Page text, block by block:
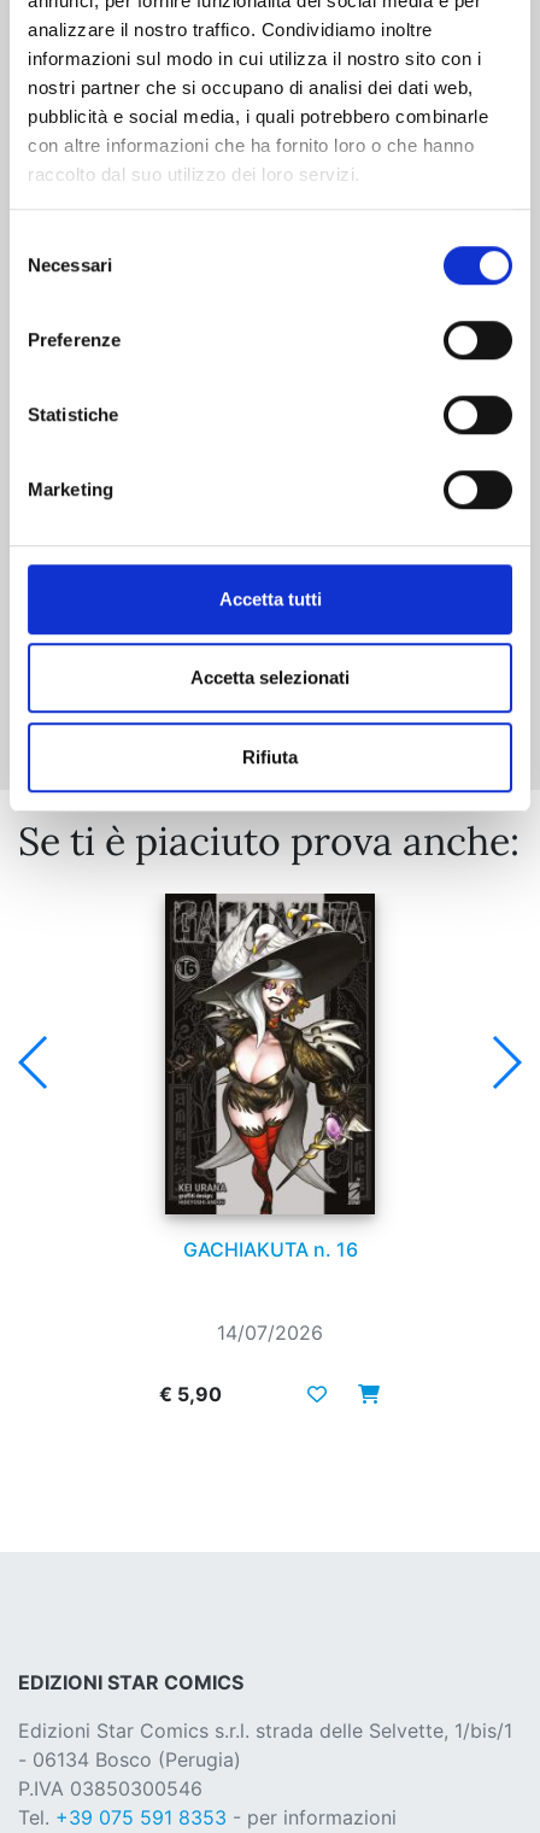
analizzare il nostro traffico. Condividiamo inoltre
informazioni sul modo in cui utilizza il nostro sito con i
nostri partner che si occupano di analisi dei dati web,
pubblicità e social media, i quali potrebbero combinarle
con altre informazioni che ha fornito loro o che hanno
raccolto dal suo utilizzo dei loro servizi.
delNecessari
Preferenze
Statistiche
Marketing
Accetta tutti
Accetta selezionati
Rifiuta
YU DEGLI SPETTRI NEW EDITION n. 19
€ 5,90
Mostra tutto
Se ti è piaciuto prova anche:
GACHIAKUTA n. 16
14/07/2026
€ 5,90
EDIZIONI STAR COMICS
Edizioni Star Comics s.r.l. strada delle Selvette, 1/bis/1
- 06134 Bosco (Perugia)
P.IVA 03850300546
Tel. +39 075 591 8353 - per informazioni